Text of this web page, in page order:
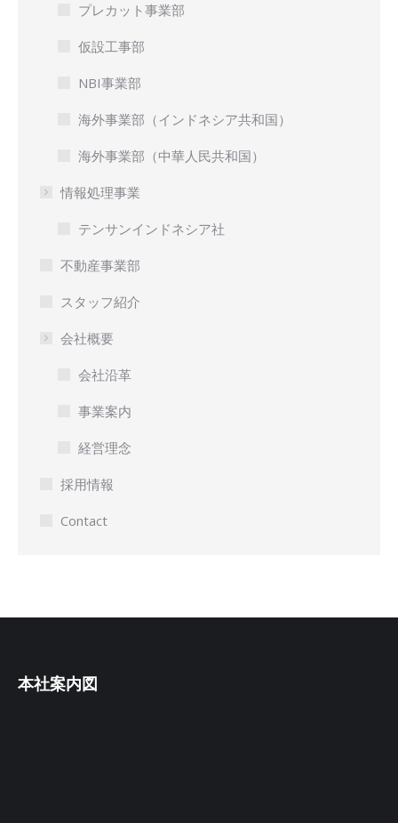
プレカット事業部
仮設工事部
NBI事業部
海外事業部（インドネシア共和国）
海外事業部（中華人民共和国）
情報処理事業
テンサンインドネシア社
不動産事業部
スタッフ紹介
会社概要
会社沿革
事業案内
経営理念
採用情報
Contact
本社案内図